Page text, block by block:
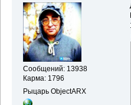
Сообщений: 13938
Карма: 1796
Рыцарь ObjectARX